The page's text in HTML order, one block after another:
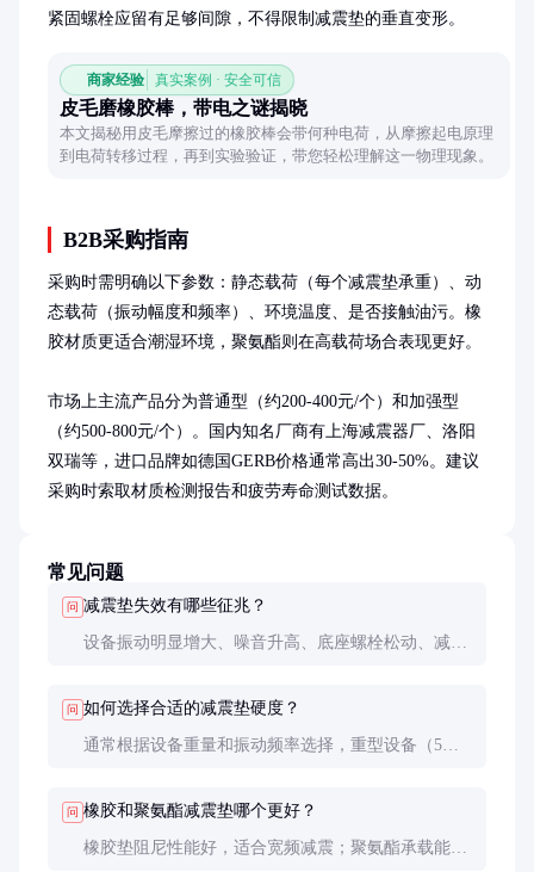
紧固螺栓应留有足够间隙，不得限制减震垫的垂直变形。
商家经验 真实案例 · 安全可信
皮毛磨橡胶棒，带电之谜揭晓
本文揭秘用皮毛摩擦过的橡胶棒会带何种电荷，从摩擦起电原理
到电荷转移过程，再到实验验证，带您轻松理解这一物理现象。
B2B采购指南
采购时需明确以下参数：静态载荷（每个减震垫承重）、动
态载荷（振动幅度和频率）、环境温度、是否接触油污。橡
胶材质更适合潮湿环境，聚氨酯则在高载荷场合表现更好。
市场上主流产品分为普通型（约200-400元/个）和加强型
（约500-800元/个）。国内知名厂商有上海减震器厂、洛阳
双瑞等，进口品牌如德国GERB价格通常高出30-50%。建议
采购时索取材质检测报告和疲劳寿命测试数据。
常见问题
问 减震垫失效有哪些征兆？
设备振动明显增大、噪音升高、底座螺栓松动、减震
问 如何选择合适的减震垫硬度？
通常根据设备重量和振动频率选择，重型设备（5吨
算。
问 橡胶和聚氨酯减震垫哪个更好？
橡胶垫阻尼性能好，适合宽频减震；聚氨酯承载能力